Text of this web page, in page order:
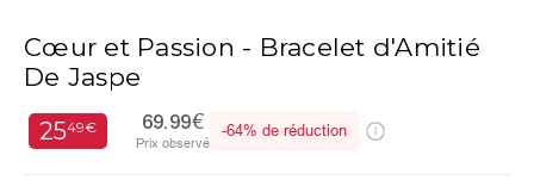
Cœur et Passion - Bracelet d'Amitié
De Jaspe
2549€ 69.99€
Prix observé
-64% de réduction